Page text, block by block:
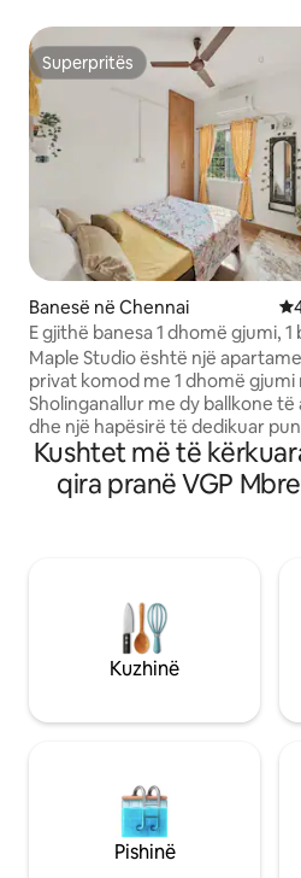
Superpritës
Superpritës
Banesë në Chennai
E gjithë banesa 1 dhomë gjumi, 1
dhe kuzhinë|2 ballkone |Qëndrim
çifte dhe për qëllime pune -OMR
Maple Studio është një
privat komod me 1 dhomë gjumi
Sholinganallur me dy ballkone të
dhe një hapësirë të dedikuar
wifi të shpejtë, i përsosur për
pune ose për një qëndrim të
qytet për çifte pranë korridorit
përshtatshëm për punë, afër
dhe parqeve kryesore të
informacionit. ✔ E gjithë hapësira private
me 1 dhomë gjumi, kuzhinë dhe
Hapësirë të dedikuar pune +
✔ i energjisë
Kushtet më të
qira pranë VGP
Kuzhinë
Pishinë